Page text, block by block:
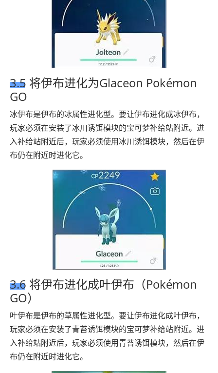
3.5 将伊布进化为Glaceon Pokémon
GO
冰伊布是伊布的冰属性进化型。要让伊布进化成冰伊布，
玩家必须在安装了冰川诱饵模块的宝可梦补给站附近。进
入补给站附近后，玩家必须使用冰川诱饵模块，然后在伊
布仍在附近时进化它。
3.6 将伊布进化成叶伊布（Pokémon
GO）
叶伊布是伊布的草属性进化型。要让伊布进化成叶伊布，
玩家必须在安装了青苔诱饵模块的宝可梦补给站附近。进
入补给站附近后，玩家必须使用青苔诱饵模块，然后在伊
布仍在附近时进化它。